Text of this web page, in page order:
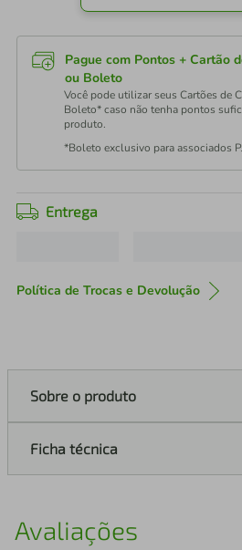
Pague com Pontos + Cartão
ou Boleto
Você pode utilizar seus Cartões de
Boleto* caso não tenha pontos
produto.
*Boleto exclusivo para associados
Entrega
Política de Trocas e Devolução
Sobre o produto
Ficha técnica
Avaliações